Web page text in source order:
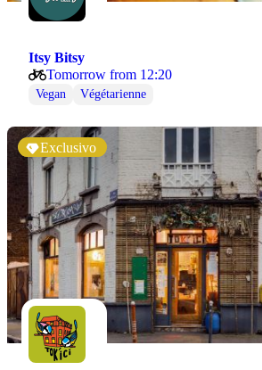
Itsy Bitsy
Tomorrow from 12:20
Vegan Végétarienne
Exclusivo